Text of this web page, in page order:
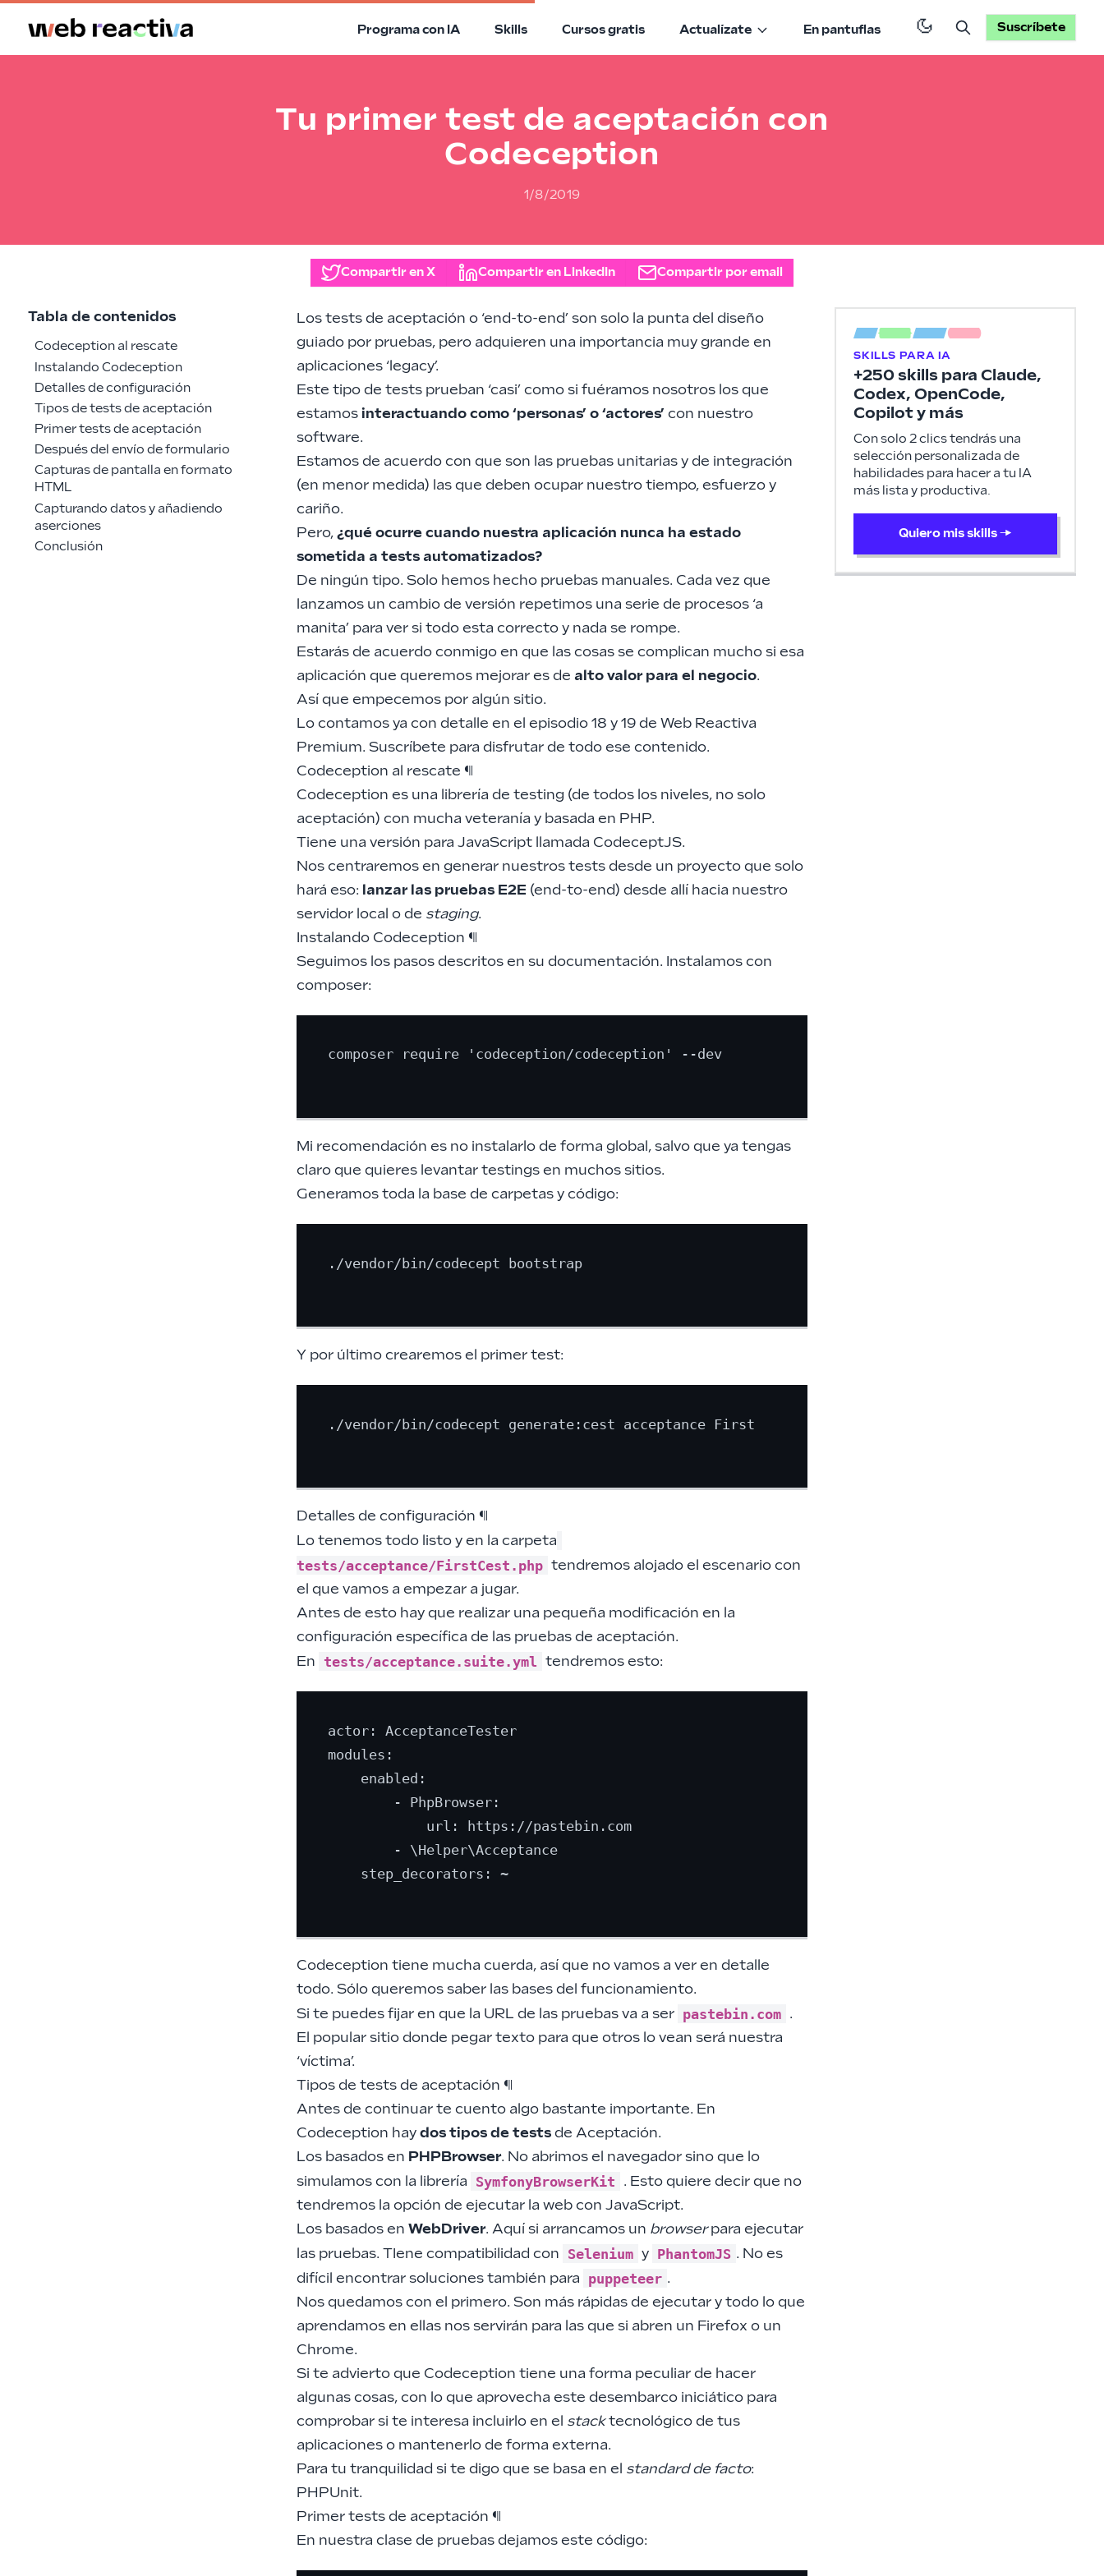
Programa con IA Skills Cursos gratis Actualízate En pantuflas Suscríbete
Tu primer test de aceptación con
Codeception
1/8/2019
Compartir en X Compartir en LinkedIn Compartir por email
Tabla de contenidos
Codeception al rescate
Instalando Codeception
Detalles de configuración
Tipos de tests de aceptación
Primer tests de aceptación
Después del envío de formulario
Capturas de pantalla en formato
HTML
Capturando datos y añadiendo
aserciones
Conclusión
Los tests de aceptación o ‘end-to-end’ son solo la punta del diseño
guiado por pruebas, pero adquieren una importancia muy grande en
aplicaciones ‘legacy’.
Este tipo de tests prueban ‘casi’ como si fuéramos nosotros los que
estamosinteractuando como ‘personas’ o ‘actores’ con nuestro
software.
Estamos de acuerdo con que son las pruebas unitarias y de integración
(en menor medida) las que deben ocupar nuestro tiempo, esfuerzo y
cariño.
Pero,¿qué ocurre cuando nuestra aplicación nunca ha estado
sometida a tests automatizados?
De ningún tipo. Solo hemos hecho pruebas manuales. Cada vez que
lanzamos un cambio de versión repetimos una serie de procesos ‘a
manita’ para ver si todo esta correcto y nada se rompe.
Estarás de acuerdo conmigo en que las cosas se complican mucho si esa
aplicación que queremos mejorar es dealto valor para el negocio.
Así que empecemos por algún sitio.
Lo contamos ya con detalle en elepisodio 18 y19 de Web Reactiva
Premium. Suscríbete para disfrutar de todo ese contenido.
Codeception al rescate ¶
Codeception es una librería de testing (de todos los niveles, no solo
aceptación) con mucha veteranía y basada en PHP.
Tiene una versión para JavaScript llamada CodeceptJS.
Nos centraremos en generar nuestros tests desde un proyecto que solo
hará eso: lanzar las pruebas E2E (end-to-end) desde allí hacia nuestro
servidor local o de staging.
Instalando Codeception ¶
Seguimos los pasos descritos en su documentación. Instalamos con
composer:
composer require 'codeception/codeception' --dev
Mi recomendación es no instalarlo de forma global, salvo que ya tengas
claro que quieres levantar testings en muchos sitios.
Generamos toda la base de carpetas y código:
./vendor/bin/codecept bootstrap
Y por último crearemos el primer test:
./vendor/bin/codecept generate:cest acceptance First
Detalles de configuración ¶
Lo tenemos todo listo y en la carpeta
tests/acceptance/FirstCest.php tendremos alojado el escenario con
el que vamos a empezar a jugar.
Antes de esto hay que realizar una pequeña modificación en la
configuración específica de las pruebas de aceptación.
En tests/acceptance.suite.yml tendremos esto:
actor: AcceptanceTester
modules:
    enabled:
        - PhpBrowser:
            url: https://pastebin.com
        - \Helper\Acceptance
    step_decorators: ~
Codeception tiene mucha cuerda, así que no vamos a ver en detalle
todo. Sólo queremos saber las bases del funcionamiento.
Si te puedes fijar en que la URL de las pruebas va a ser pastebin.com .
El popular sitio donde pegar texto para que otros lo vean será nuestra
‘víctima’.
Tipos de tests de aceptación ¶
Antes de continuar te cuento algo bastante importante. En
Codeception haydos tipos de tests de Aceptación.
Los basados en PHPBrowser. No abrimos el navegador sino que lo
simulamos con la librería SymfonyBrowserKit . Esto quiere decir que no
tendremos la opción de ejecutar la web con JavaScript.
Los basados enWebDriver. Aquí si arrancamos un browserpara ejecutar
las pruebas. TIene compatibilidad con Selenium y PhantomJS . No es
difícil encontrar soluciones también para puppeteer .
Nos quedamos con el primero. Son más rápidas de ejecutar y todo lo que
aprendamos en ellas nos servirán para las que si abren un Firefox o un
Chrome.
Si te advierto que Codeception tiene una forma peculiar de hacer
algunas cosas, con lo que aprovecha este desembarco iniciático para
comprobar si te interesa incluirlo en el stacktecnológico de tus
aplicaciones o mantenerlo de forma externa.
Para tu tranquilidad si te digo que se basa en el standard de facto:
PHPUnit.
Primer tests de aceptación ¶
En nuestra clase de pruebas dejamos este código:
SKILLS PARA IA
+250 skills para Claude,
Codex, OpenCode,
Copilot y más
Con solo 2 clics tendrás una
selección personalizada de
habilidades para hacer a tu IA
más lista y productiva.
Quiero mis skills→